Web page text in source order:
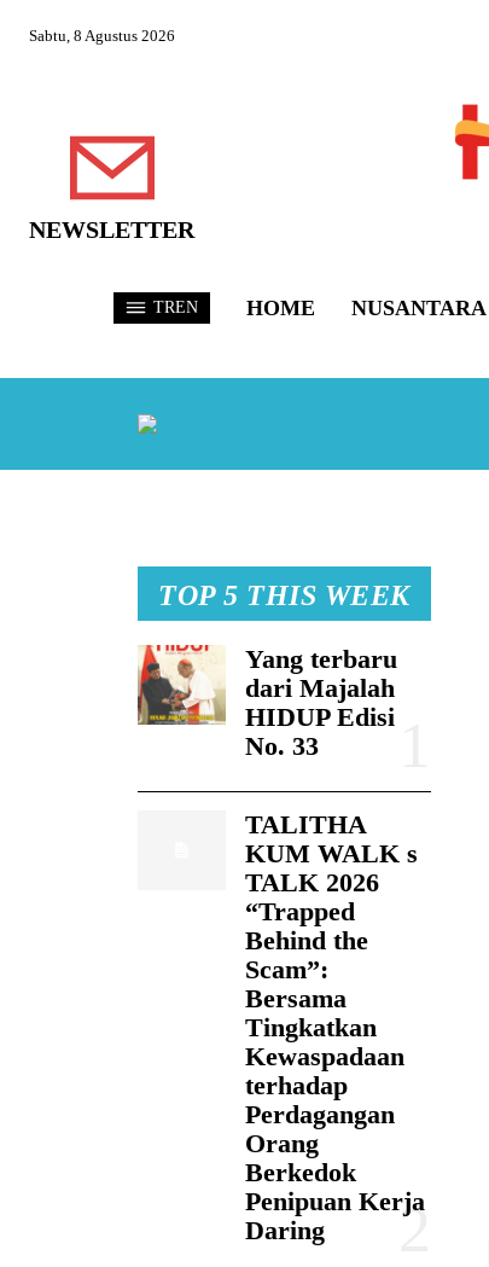
Sabtu, 8 Agustus 2026
NEWSLETTER
TREN HOME NUSANTARA
TOP 5 THIS WEEK
Yang terbaru
dari Majalah
HIDUP Edisi
No. 33
TALITHA
KUM WALK s
TALK 2026
“Trapped
Behind the
Scam”:
Bersama
Tingkatkan
Kewaspadaan
terhadap
Perdagangan
Orang
Berkedok
Penipuan Kerja
Daring